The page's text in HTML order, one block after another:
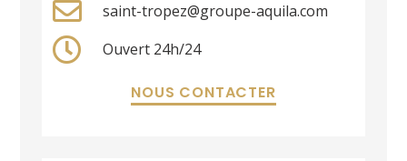
saint-tropez@groupe-aquila.com
Ouvert 24h/24
NOUS CONTACTER